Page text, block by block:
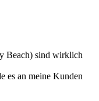
Beach) sind wirklich
es an meine Kunden